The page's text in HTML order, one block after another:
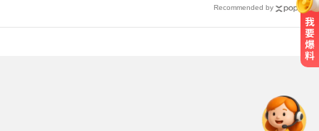
Recommended by